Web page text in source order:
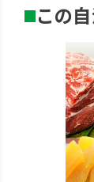
この